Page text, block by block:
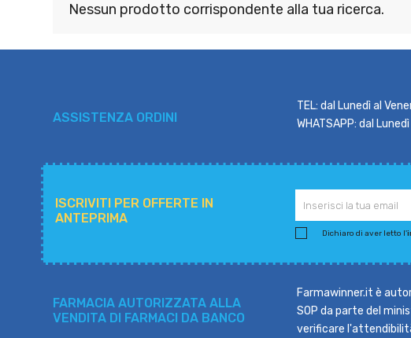
Nessun prodotto corrispondente alla tua ricerca.
ASSISTENZA ORDINI
TEL: dal Lunedì al
WHATSAPP: dal
ISCRIVITI PER OFFERTE IN
ANTEPRIMA
Dichiaro di aver letto l'
FARMACIA AUTORIZZATA ALLA
VENDITA DI FARMACI DA BANCO
Farmawinner.it è
SOP da parte del
verificare